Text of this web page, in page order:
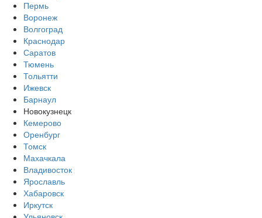
Пермь
Воронеж
Волгоград
Краснодар
Саратов
Тюмень
Тольятти
Ижевск
Барнаул
Новокузнецк
Кемерово
Оренбург
Томск
Махачкала
Владивосток
Ярославль
Хабаровск
Иркутск